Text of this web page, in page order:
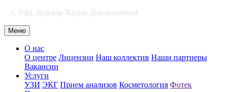
г. Уфа, бульвар Хадии Давлетшиной
Меню
О нас
О центре Лицензии Наш коллектив Наши партнеры
Вакансии
Услуги
УЗИ ЭКГ Прием анализов Косметология Фотек